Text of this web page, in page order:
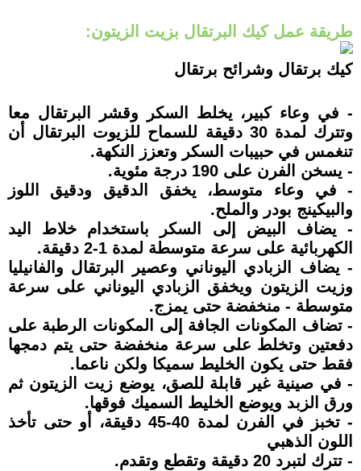
طريقة عمل كيك البرتقال بزيت الزيتون:
كيك برتقال وشرائح برتقال
- في وعاء كبير، يخلط السكر وقشر البرتقال معا
وتترك لمدة 30 دقيقة للسماح للزيوت البرتقال أن
تنغمس في حبيبات السكر وتعزز النكهة.
- يسخن الفرن على 190 درجة مئوية.
- في وعاء متوسط، يخفق الدقيق ودقيق اللوز
والبيكينج بودر والملح.
- يضاف البيض إلى السكر باستخدام خلاط اليد
الكهربائية على سرعة متوسطة لمدة 1-2 دقيقة.
- يضاف الزبادي اليوناني وعصير البرتقال والفانيليا
وزيت الزيتون ويخفق الزبادي اليوناني على سرعة
متوسطة - منخفضة حتى يمزج.
- تضاف المكونات الجافة إلى المكونات الرطبة على
دفعتين وتخلط على سرعة منخفضة حتى يتم دمجها
فقط حتى يكون الخليط سميكا ولكن ناعما.
- في صينية غير قابلة للصق، يوضع زيت الزيتون ثم
ورق الزبد ويوضع الخليط السميك فوقها.
- تخبز في الفرن لمدة 40-45 دقيقة، أو حتى تأخذ
اللون الذهبي
- تترك لتبرد 20 دقيقة وتقطع وتقدم.